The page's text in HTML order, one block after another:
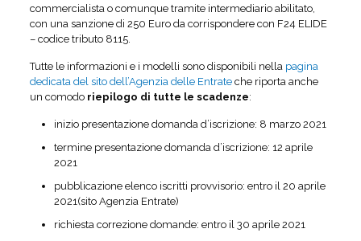
commercialista o comunque tramite intermediario abilitato,
con una sanzione di 250 Euro da corrispondere con F24 ELIDE
– codice tributo 8115.
Tutte le informazioni e i modelli sono disponibili nella pagina
dedicata del sito dell’Agenzia delle Entrateche riporta anche
un comodo riepilogo di tutte le scadenze:
inizio presentazione domanda d’iscrizione: 8 marzo 2021
termine presentazione domanda d’iscrizione: 12 aprile
2021
pubblicazione elenco iscritti provvisorio: entro il 20 aprile
2021(sito Agenzia Entrate)
richiesta correzione domande: entro il 30 aprile 2021